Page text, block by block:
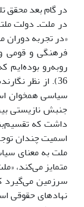
در گام بعد محقق
در ملت‌ـ دولت
«در تجربه
فرهنگى و قومى
روبه‌رو
36). از نظر
سیاسى همخوان
جنبش نازیستى
داشت که
اسمیت چندان
ملت به معناى
متمایز مى‌کند،
سرزمین مى‌گیرد
نهادهاى حقوقى